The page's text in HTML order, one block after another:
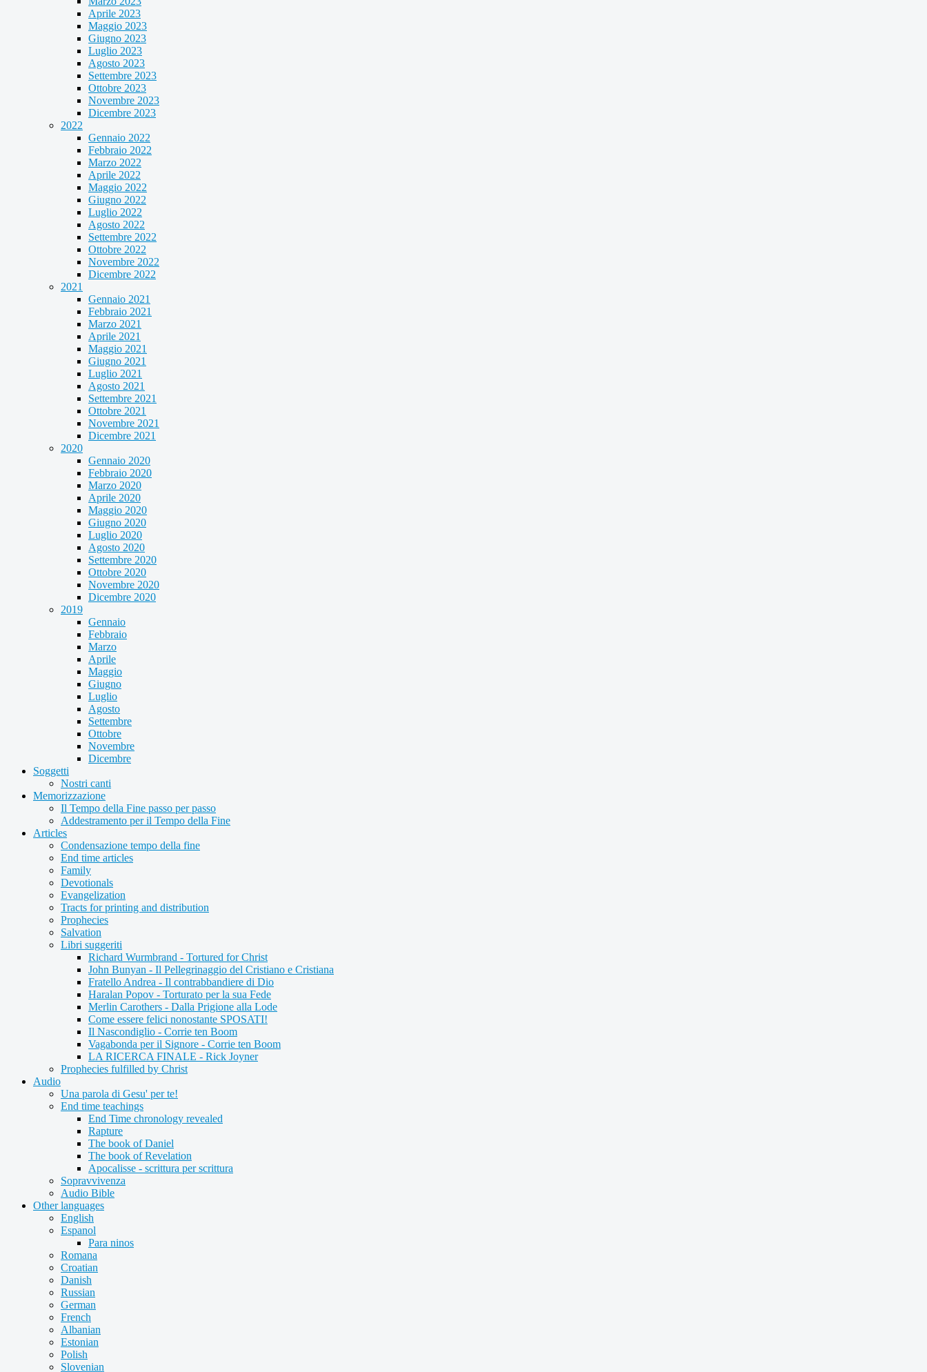
Aprile 2023
Maggio 2023
Giugno 2023
Luglio 2023
Agosto 2023
Settembre 2023
Ottobre 2023
Novembre 2023
Dicembre 2023
2022
Gennaio 2022
Febbraio 2022
Marzo 2022
Aprile 2022
Maggio 2022
Giugno 2022
Luglio 2022
Agosto 2022
Settembre 2022
Ottobre 2022
Novembre 2022
Dicembre 2022
2021
Gennaio 2021
Febbraio 2021
Marzo 2021
Aprile 2021
Maggio 2021
Giugno 2021
Luglio 2021
Agosto 2021
Settembre 2021
Ottobre 2021
Novembre 2021
Dicembre 2021
2020
Gennaio 2020
Febbraio 2020
Marzo 2020
Aprile 2020
Maggio 2020
Giugno 2020
Luglio 2020
Agosto 2020
Settembre 2020
Ottobre 2020
Novembre 2020
Dicembre 2020
2019
Gennaio
Febbraio
Marzo
Aprile
Maggio
Giugno
Luglio
Agosto
Settembre
Ottobre
Novembre
Dicembre
Soggetti
Nostri canti
Memorizzazione
Il Tempo della Fine passo per passo
Addestramento per il Tempo della Fine
Articles
Condensazione tempo della fine
End time articles
Family
Devotionals
Evangelization
Tracts for printing and distribution
Prophecies
Salvation
Libri suggeriti
Richard Wurmbrand - Tortured for Christ
John Bunyan - Il Pellegrinaggio del Cristiano e Cristiana
Fratello Andrea - Il contrabbandiere di Dio
Haralan Popov - Torturato per la sua Fede
Merlin Carothers - Dalla Prigione alla Lode
Come essere felici nonostante SPOSATI!
Il Nascondiglio - Corrie ten Boom
Vagabonda per il Signore - Corrie ten Boom
LA RICERCA FINALE - Rick Joyner
Prophecies fulfilled by Christ
Audio
Una parola di Gesu' per te!
End time teachings
End Time chronology revealed
Rapture
The book of Daniel
The book of Revelation
Apocalisse - scrittura per scrittura
Sopravvivenza
Audio Bible
Other languages
English
Espanol
Para ninos
Romana
Croatian
Danish
Russian
German
French
Albanian
Estonian
Polish
Slovenian